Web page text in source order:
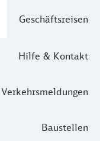
Geschäftsreisen
Hilfe & Kontakt
Verkehrsmeldungen
Baustellen